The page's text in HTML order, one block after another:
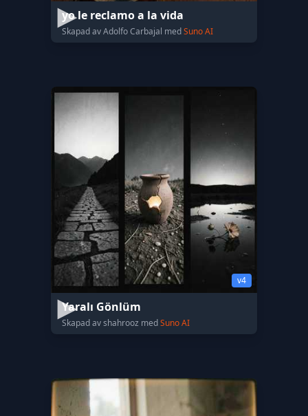
yo le reclamo a la vida
Skapad av Adolfo Carbajal medSuno AI
v4
Yaralı Gönlüm
Skapad av shahrooz medSuno AI